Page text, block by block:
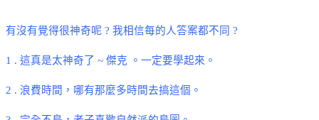
有沒有覺得很神奇呢 ? 我相信每的人答案都不同 ?
1 . 這真是太神奇了 ~ 傑克 。一定要學起來。
2 . 浪費時間，哪有那麼多時間去搞這個。